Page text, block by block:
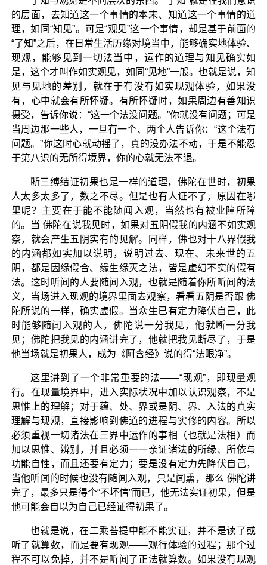
的层面，去知道这一个事情的本末、知道这一个事情的道
理，如同“知见”。可是“观见”这一个事情，却是基于前面的
“了知”之后，在日常生活历缘对境当中，能够确实地体验、
现观，能够见到一切法当中，运作的道理与知见确实如
是，这个才叫作如实观见，如同“见地”一般。也就是说，知
见与见地的差别，就在于有没有如实现观体验，如果没
有，心中就会有所怀疑。有所怀疑时，如果周边有善知识
摄受，告诉你说：“这一个法没问题。”你就没有问题；可是
当周边那一些人，一旦有一个、两个人告诉你：“这个法有
问题。”你这时心就动摇了，真的没办法不动，于是不能忍
于第八识的无所得境界，你的心就无法不退。
断三缚结证初果也是一样的道理，佛陀在世时，初果
人太多太多了，数之不尽。但是也有人证不了，原因在哪
里呢？主要在于能不能随闻入观，当然也有被业障所障
的。当 佛陀在说我见时，如果对五阴假我的内涵不如实观
察，就会产生五阴实有的见解。同样，佛也对十八界假我
的内涵都如实加以说明，说明过去、现在、未来世的五
阴，都是因缘假合、缘生缘灭之法，皆是虚幻不实的假有
法。这时听闻的人要随闻入观，也就是随着你所听闻的法
义，当场进入现观的境界里面去观察，看看五阴是否跟 佛
陀所说的一样，确实虚假。当众生已有定力降伏自己，此
时能够随闻入观的人，佛陀说一分我见，他就断一分我
见；佛陀把我见的内涵讲完了，他就把我见断尽了，于是
他当场就是初果人，成为《阿含经》说的得“法眼净”。
这里讲到了一个非常重要的法——“现观”，即现量观
行。在现量境界中，进入实际状况中加以认识观察，不是
思惟上的理解；对于蕴、处、界或是阴、界、入法的真实
理解与现观，直接影响到佛道的进程与实修的内容。所以
必须重视一切诸法在三界中运作的事相（也就是法相）而
加以思惟、辨别，并且必须一一亲证诸法的所缘、所依与
功能自性，而且还要有定力；要是没有定力先降伏自己，
当他听闻的时候也没有随闻入观，只是闻熏，那么 佛陀讲
完了，最多只是得个“不坏信”而已，他无法实证初果，但是
他可能会自以为自己已经证得初果了。
也就是说，在二乘菩提中能不能实证，并不是读了或
听了就算数，而是要有现观——观行体验的过程；那个过
程不可以免掉，并不是听闻了正法就算数。如果没有现观